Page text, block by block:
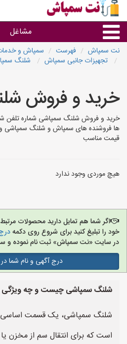
مشاغل
گروه ها
استان ها
نت سمپاش فهرست
سمپاش و
تجهیزات جانبی سمپاش
شلنگ
خرید و فروش
خرید و فروش شلنگ سمپاشی شماره تلفن
ها فروشنده های سمپاش و شلنگ سمپاشی و
قیمت مناسب
هیچ موردی وجود ندارد
اگر شما هم تمایل دارید محصولات
خود را تبلیغ کنید برای شروع روی دکمه
در سایت «نت سمپاش» ثبت نام نموده و
درج آگهی و نام شما
شلنگ سمپاشی چیست و چه ویژگی
شلنگ سمپاشی، یک قسمت اساسی
است که برای انتقال سم از مخزن